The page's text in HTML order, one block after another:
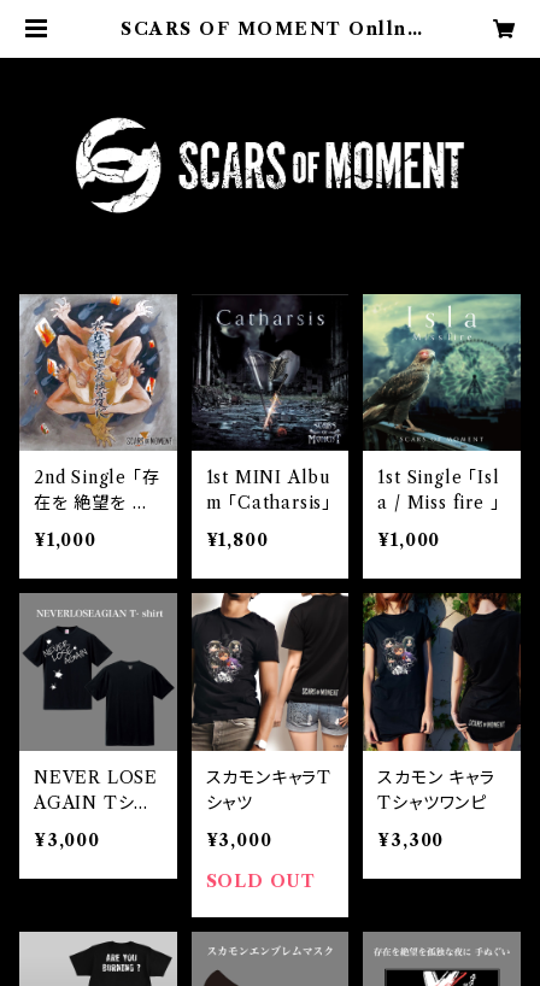
SCARS OF MOMENT Onllne
2nd Single 「存
在を 絶望を 孤
独な夜に」
¥1,000
1st MINI Albu
m 「Catharsis」
¥1,800
1st Single 「Isl
a / Miss fire 」
¥1,000
NEVER LOSE
AGAIN Tシャ
ツ
¥3,000
スカモンキャラT
シャツ
¥3,000
SOLD OUT
スカモン キャラ
Tシャツワンピ
¥3,300